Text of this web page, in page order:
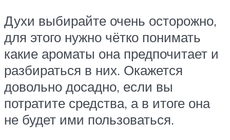
Духи выбирайте очень осторожно,
для этого нужно чётко понимать
какие ароматы она предпочитает и
разбираться в них. Окажется
довольно досадно, если вы
потратите средства, а в итоге она
не будет ими пользоваться.